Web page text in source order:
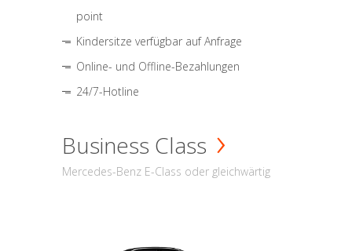
point
Kindersitze verfügbar auf Anfrage
Online- und Offline-Bezahlungen
24/7-Hotline
Business Class
Mercedes-Benz E-Class oder gleichwärtig